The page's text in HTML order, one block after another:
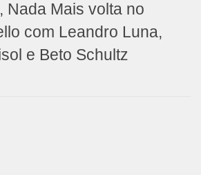
Nada Mais volta no
com Leandro Luna,
e Beto Schultz